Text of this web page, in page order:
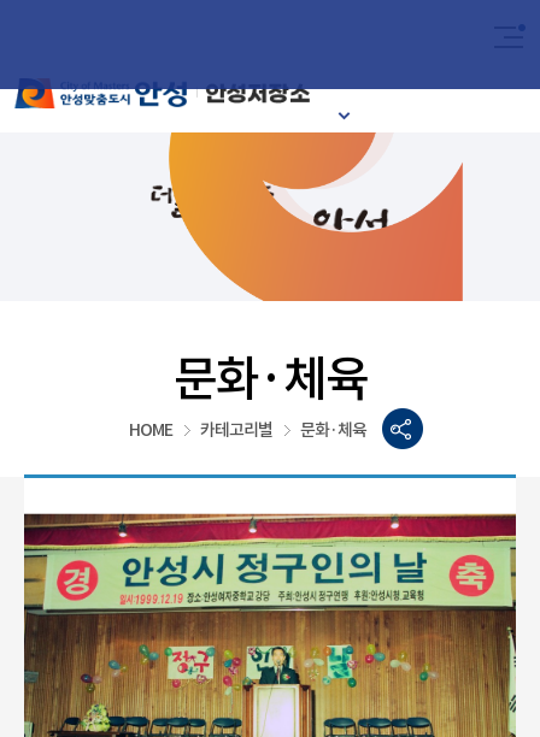
문화·체육
HOME 카테고리별 문화·체육